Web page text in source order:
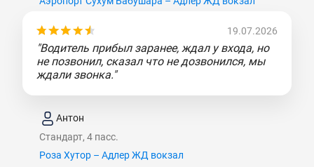
19.07.2026
"Водитель прибыл заранее, ждал у входа, но
не позвонил, сказал что не дозвонился, мы
ждали звонка."
Антон
Стандарт, 4 пасс.
Роза Хутор – Адлер ЖД вокзал